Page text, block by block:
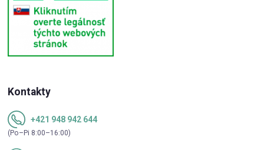
Kontakty
+421 948 942 644
(Po–Pi 8:00–16:00)